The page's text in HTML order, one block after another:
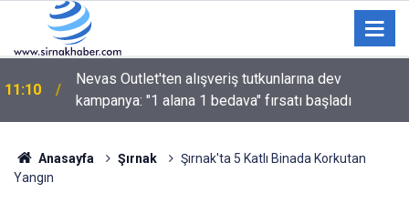
10:34
Tarlada para etmeyen karpuzu pazarda kendisi
satıyor
Anasayfa Şırnak
Şırnak'ta 5 Katlı Binada Korkutan
Yangın